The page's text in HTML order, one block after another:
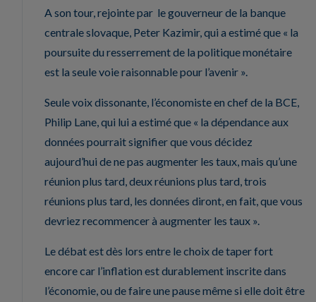
A son tour, rejointe par le gouverneur de la banque
centrale slovaque, Peter Kazimir, qui a estimé que « la
poursuite du resserrement de la politique monétaire
est la seule voie raisonnable pour l’avenir ».
Seule voix dissonante, l’économiste en chef de la BCE,
Philip Lane, qui lui a estimé que « la dépendance aux
données pourrait signifier que vous décidez
aujourd’hui de ne pas augmenter les taux, mais qu’une
réunion plus tard, deux réunions plus tard, trois
réunions plus tard, les données diront, en fait, que vous
devriez recommencer à augmenter les taux ».
Le débat est dès lors entre le choix de taper fort
encore car l’inflation est durablement inscrite dans
l’économie, ou de faire une pause même si elle doit être